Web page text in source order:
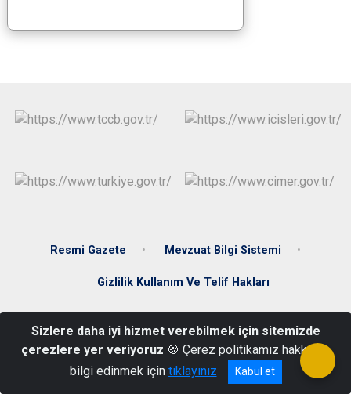
Resmi Gazete Mevzuat Bilgi Sistemi
Gizlilik Kullanım Ve Telif Hakları
0422 681 20 01
Sizlere daha iyi hizmet verebilmek için sitemizde
çerezlere yer veriyoruz 🍪 Çerez politikamız hakkında
bilgi edinmek için tıklayınız Kabul et